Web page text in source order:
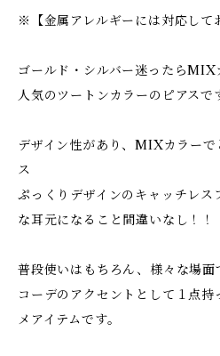
※【金属アレルギーには対応して
ゴールド・シルバー迷ったらMIX
人気のツートンカラーのピアスで
デザイン性があり、MIXカラー
ス
ぷっくりデザインのキャッチレス
な耳元になること間違いなし！！
普段使いはもちろん、様々な場面
コーデのアクセントとして１点
メアイテムです。